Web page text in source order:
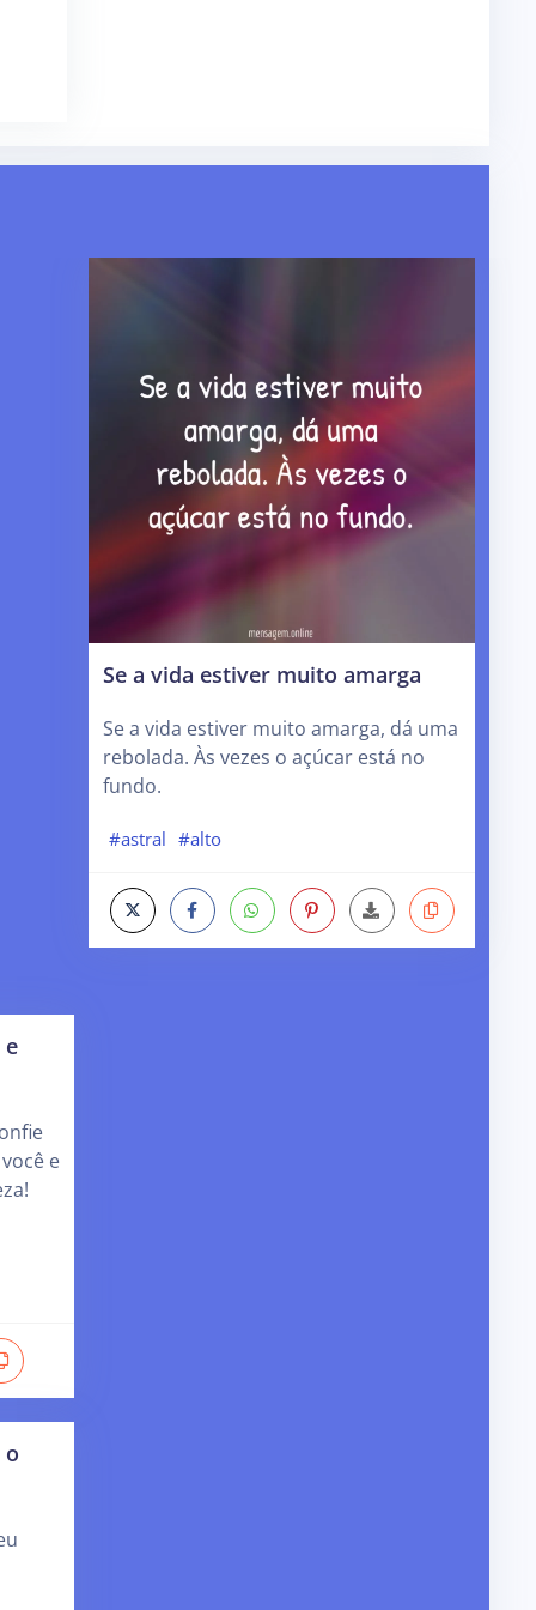
e
o
Se a vida estiver muito amarga
Se a vida estiver muito amarga, dá uma
rebolada. Às vezes o açúcar está no
fundo.
#astral #alto